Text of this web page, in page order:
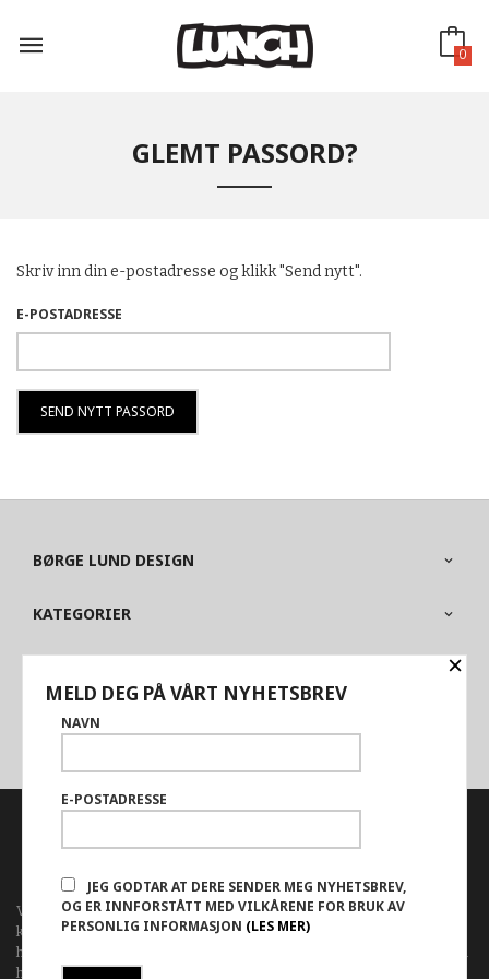
innholdet
0
GLEMT PASSORD?
Skriv inn din e-postadresse og klikk "Send nytt".
E-POSTADRESSE
BØRGE LUND DESIGN
KATEGORIER
PARTNERE
FRAKT KJØPSBETINGELSER SIKKERHET OG PERSONVERN
Vår nettbutikk bruker cookies slik at du får en bedre
kjøpsopplevelse og vi kan yte deg bedre service. Vi bruker cookies
hovedsaklig til å lagre innloggingsdetaljer og huske hva du har puttet i
handlekurven din. Fortsett å bruke siden som normalt om du godtar
×
MELD DEG PÅ VÅRT NYHETSBREV
NAVN
E-POSTADRESSE
JEG GODTAR AT DERE SENDER MEG NYHETSBREV,
OG ER INNFORSTÅTT MED VILKÅRENE FOR BRUK AV
PERSONLIG INFORMASJON (LES MER)